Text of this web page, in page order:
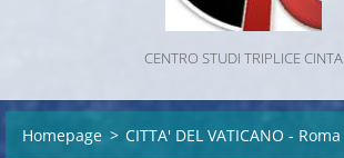
CENTRO STUDI TRIPLICE CINTA
Homepage > CITTA' DEL VATICANO - Roma